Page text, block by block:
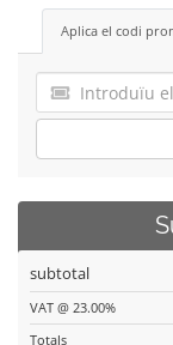
Aplica el codi
subtotal
VAT @ 23.00%
Totals